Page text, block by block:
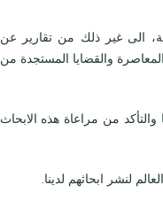
الى غير ذلك من تقارير عن
والقضايا المستجدة من
من مراعاة هذه الابحاث
لنشر ابحاثهم لدينا.